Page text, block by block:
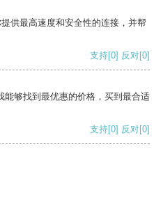
供最高速度和安全性的连接，并帮
支持[0] 反对[0]
能够找到最优惠的价格，买到最合适
支持[0] 反对[0]